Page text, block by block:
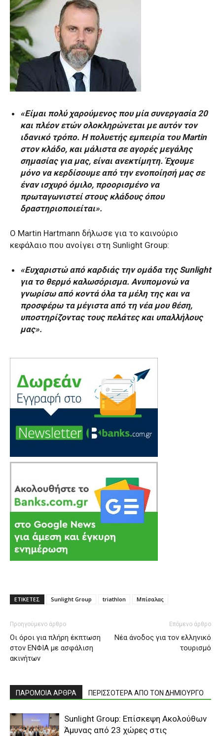
«Είμαι πολύ χαρούμενος που μία συνεργασία 20
και πλέον ετών ολοκληρώνεται με αυτόν τον
ιδανικό τρόπο. Η πολυετής εμπειρία του Martin
στον κλάδο, και μάλιστα σε αγορές μεγάλης
σημασίας για μας, είναι ανεκτίμητη. Έχουμε
μόνο να κερδίσουμε από την ενοποίησή μας σε
έναν ισχυρό όμιλο, προορισμένο να
πρωταγωνιστεί στους κλάδους όπου
δραστηριοποιείται».
O Martin Hartmann δήλωσε για το καινούριο
κεφάλαιο που ανοίγει στη Sunlight Group:
«Ευχαριστώ από καρδιάς την ομάδα της Sunlight
για το θερμό καλωσόρισμα. Ανυπομονώ να
γνωρίσω από κοντά όλα τα μέλη της και να
προσφέρω τα μέγιστα από τη νέα μου θέση,
υποστηρίζοντας τους πελάτες και υπαλλήλους
μας».
ΕΤΙΚΕΤΕΣ Sunlight Group triathlon Μπίσαλας
Προηγούμενο άρθρο
Οι όροι για πλήρη έκπτωση
στον ΕΝΦΙΑ με ασφάλιση
ακινήτων
Επόμενο άρθρο
Nέα άνοδος για τον ελληνικό
τουρισμό
ΠΑΡΟΜΟΙΑ ΑΡΘΡΑ ΠΕΡΙΣΣΟΤΕΡΑ ΑΠΟ ΤΟΝ ΔΗΜΙΟΥΡΓΟ
Sunlight Group: Επίσκεψη Ακολούθων
Άμυνας από 23 χώρες στις